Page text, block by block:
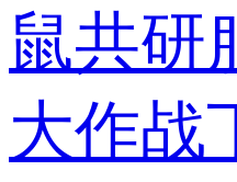
鼠共研
大作战